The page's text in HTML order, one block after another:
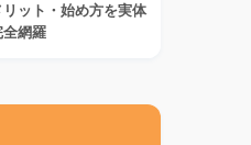
ット・始め方を実体
全網羅